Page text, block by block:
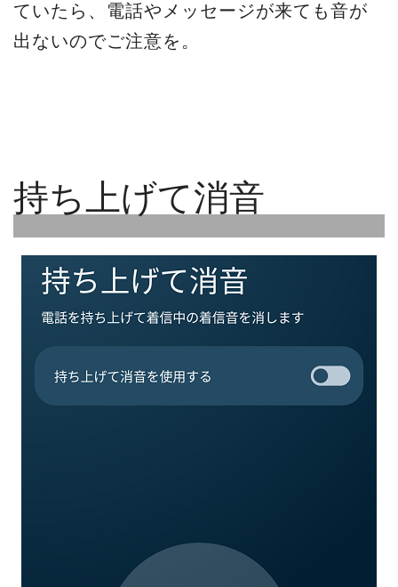
ていたら、電話やメッセージが来ても音が
出ないのでご注意を。
持ち上げて消音